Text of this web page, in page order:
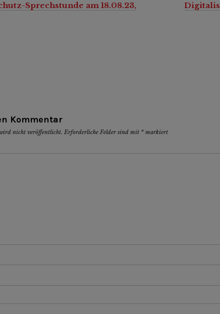
Sprechstunde am 18.08.23,
Kommentar
nicht veröffentlicht. Erforderliche Felder sind mit * markiert